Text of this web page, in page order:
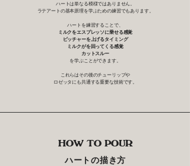
ハートは単なる模様ではありません。
ラテアートの基本原理を学ぶための練習でもあります。
ハートを練習することで、
ミルクをエスプレッソに乗せる感覚
ピッチャーを上げるタイミング
ミルクがを回ってくる感覚
カットスルー
を学ぶことができます。
これらはその後のチューリップや
ロゼッタにも共通する重要な技術です。
HOW TO POUR
ハートの描き方